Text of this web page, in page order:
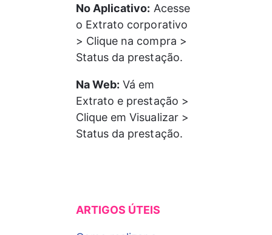
No Aplicativo: Acesse
o Extrato corporativo
> Clique na compra >
Status da prestação.
Na Web: Vá em
Extrato e prestação >
Clique em Visualizar >
Status da prestação.
ARTIGOS ÚTEIS